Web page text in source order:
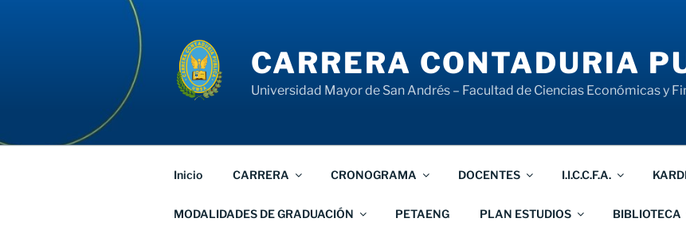
CARRERA CONTADURIA
Universidad Mayor de San Andrés – Facultad de Ciencias Económicas y
Inicio CARRERA CRONOGRAMA DOCENTES I.I.C.C.F.A.
MODALIDADES DE GRADUACIÓN PETAENG PLAN ESTUDIOS BIBLIOTECA